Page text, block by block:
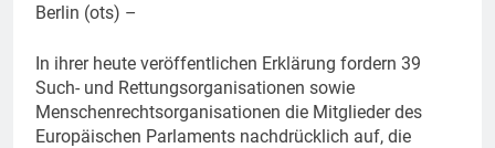
Berlin (ots) –
In ihrer heute veröffentlichen Erklärung fordern 39
Such- und Rettungsorganisationen sowie
Menschenrechtsorganisationen die Mitglieder des
Europäischen Parlaments nachdrücklich auf, die